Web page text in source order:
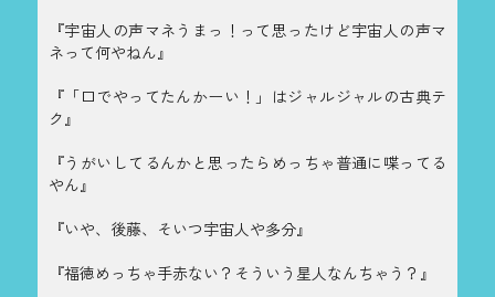
『宇宙人の声マネうまっ！って思ったけど宇宙人の声マ
ネって何やねん』
『「口でやってたんかーい！」はジャルジャルの古典テ
ク』
『うがいしてるんかと思ったらめっちゃ普通に喋ってる
やん』
『いや、後藤、そいつ宇宙人や多分』
『福徳めっちゃ手赤ない？そういう星人なんちゃう？』